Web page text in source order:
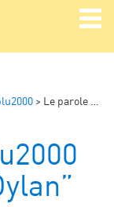
> Le parole di InBlu2000